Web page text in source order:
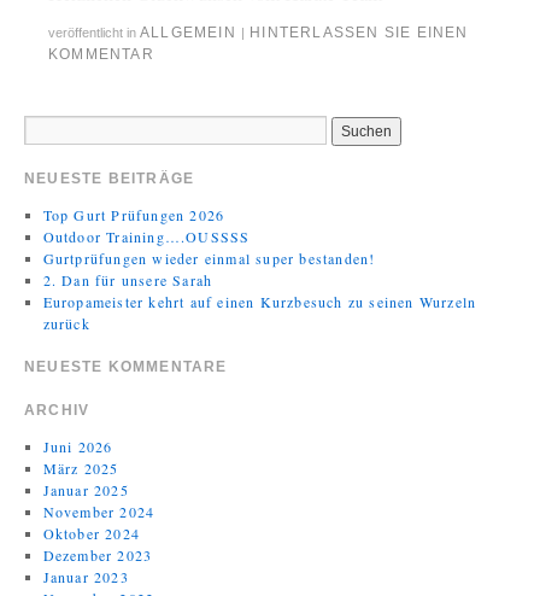
veröffentlicht in ALLGEMEIN
HINTERLASSEN SIE EINEN
KOMMENTAR
NEUESTE BEITRÄGE
Top Gurt Prüfungen 2026
Outdoor Training….OUSSSS
Gurtprüfungen wieder einmal super bestanden!
2. Dan für unsere Sarah
Europameister kehrt auf einen Kurzbesuch zu seinen Wurzeln
zurück
NEUESTE KOMMENTARE
ARCHIV
Juni 2026
März 2025
Januar 2025
November 2024
Oktober 2024
Dezember 2023
Januar 2023